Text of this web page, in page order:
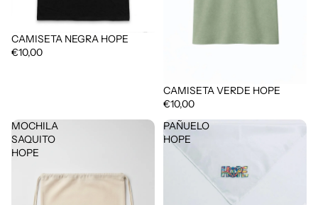
CAMISETA NEGRA HOPE
€10,00
CAMISETA VERDE HOPE
€10,00
MOCHILA
SAQUITO
HOPE
PAÑUELO
HOPE